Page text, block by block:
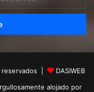
reservados |
DASIWEB
alojado por